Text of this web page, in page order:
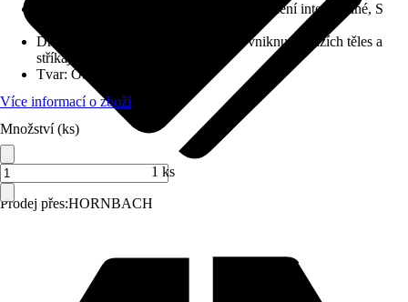
Prodej přes:HORNBACH
Systém Anti-Fog, Osvětlení integrované, S
Druh ochrany
IP 44 (chráněno před vniknutím cizích těles a
stříkající vody)
Tvar: Obdélníkový
Více informací o zboží
Množství (ks)
1 ks